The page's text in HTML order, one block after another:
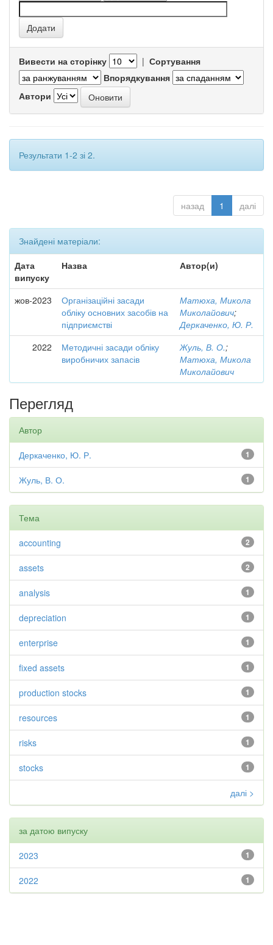
Вивести на сторінку | Сортування
Впорядкування
Автори
Результати 1-2 зі 2.
назад 1 далі
Знайдені матеріали:
Дата
випуску
Назва Автор(и)
жов-2023
Організаційні засади
обліку основних засобів на
підприємстві
Матюха, Микола
Миколайович;
Деркаченко, Ю. Р.
2022
Методичні засади обліку
виробничих запасів
Жуль, В. О.;
Матюха, Микола
Миколайович
Перегляд
Автор
1
Деркаченко, Ю. Р.
1
Жуль, В. О.
Тема
2
accounting
2
assets
1
analysis
1
depreciation
1
enterprise
1
fixed assets
1
production stocks
1
resources
1
risks
1
stocks
далі >
за датою випуску
1
2023
1
2022